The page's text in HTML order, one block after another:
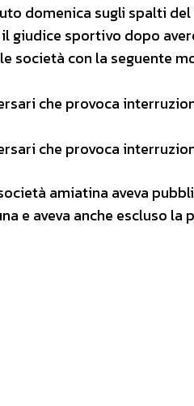
domenica sugli spalti del
giudice sportivo dopo
società con la seguente
che provoca
che provoca
amiatina aveva
e aveva anche escluso